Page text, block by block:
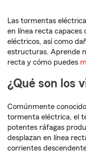
Las tormentas
en línea recta capaces
eléctricos, así como
estructuras. Aprende
recta y cómo puedes
¿Qué son los
Comúnmente
tormenta eléctrica, el
potentes ráfagas
desplazan en línea
corrientes